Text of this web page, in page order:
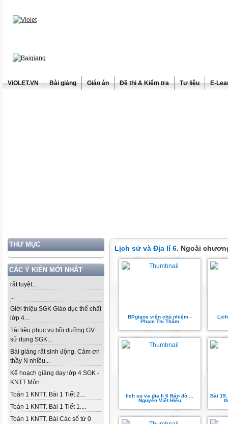
ViOLET.VN Bài giảng Giáo án Đề thi & Kiểm tra Tư liệu E-
THƯ MỤC
CÁC Ý KIẾN MỚI NHẤT
rất tuyệt...
...
Giới thiệu SGK Giáo dục thể chất
lớp 4...
Tài liệu phục vụ bồi dưỡng GV
sử dụng SGK...
Bài giảng rất sinh động. Cảm ơn
thầy N nhiều...
Kế hoạch giảng dạy lớp 4 SGK -
KNTT Môn...
Toán 1 KNTT. Bài 1 Tiết 2....
Toán 1 KNTT. Bài 1 Tiết 1....
Toán 1 KNTT. Bài Các số từ 0
Lịch sử và Địa lí 6. Ngoài
BPgiaos viên chủ nhiệm -
Phạm Thị Thắm
lich su va dia li 6 Bản đò ...
Nguyễn Viết Hiếu
Bài